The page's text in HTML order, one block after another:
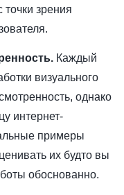
зрения
Каждый
визуального
однако
интернет-
примеры
их будто вы
обоснованно.